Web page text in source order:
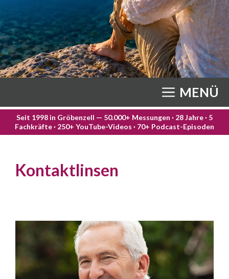
MENÜ
Seit 1998 in Gröbenzell — 50.000+ Messungen · 28 Jahre · 5
Fachkräfte · 250+ YouTube-Videos · 70+ Podcast-Episoden
Kontaktlinsen